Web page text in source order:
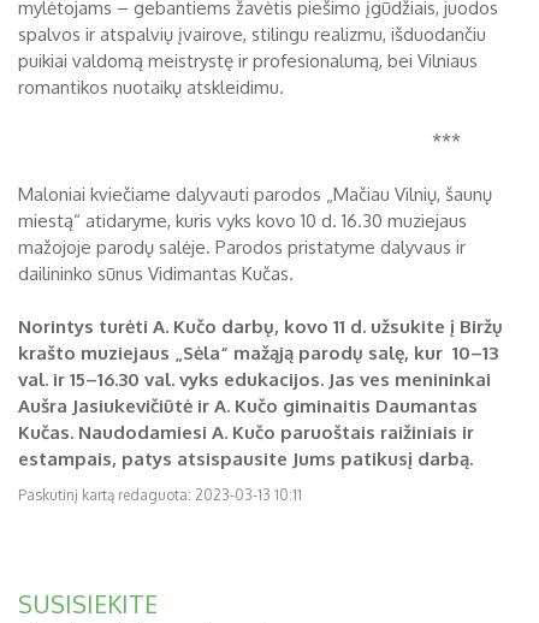
mylėtojams – gebantiems žavėtis piešimo įgūdžiais, juodos
spalvos ir atspalvių įvairove, stilingu realizmu, išduodančiu
puikiai valdomą meistrystę ir profesionalumą, bei Vilniaus
romantikos nuotaikų atskleidimu.
***
Maloniai kviečiame dalyvauti parodos „Mačiau Vilnių, šaunų
miestą“ atidaryme, kuris vyks kovo 10 d. 16.30 muziejaus
mažojoje parodų salėje. Parodos pristatyme dalyvaus ir
dailininko sūnus Vidimantas Kučas.
Norintys turėti A. Kučo darbų, kovo 11 d. užsukite į Biržų
krašto muziejaus „Sėla“ mažąją parodų salę, kur 10–13
val. ir 15–16.30 val. vyks edukacijos. Jas ves menininkai
Aušra Jasiukevičiūtė ir A. Kučo giminaitis Daumantas
Kučas. Naudodamiesi A. Kučo paruoštais raižiniais ir
estampais, patys atsispausite Jums patikusį darbą.
Paskutinį kartą redaguota: 2023-03-13 10:11
SUSISIEKITE